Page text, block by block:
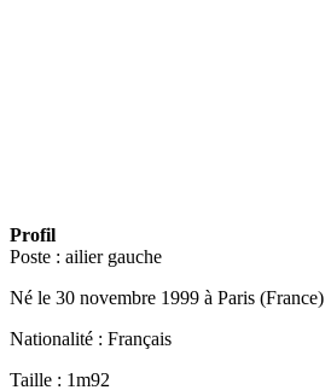
Profil
Poste : ailier gauche
Né le 30 novembre 1999 à Paris (France)
Nationalité : Français
Taille : 1m92